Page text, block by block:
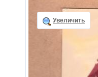
Увеличить